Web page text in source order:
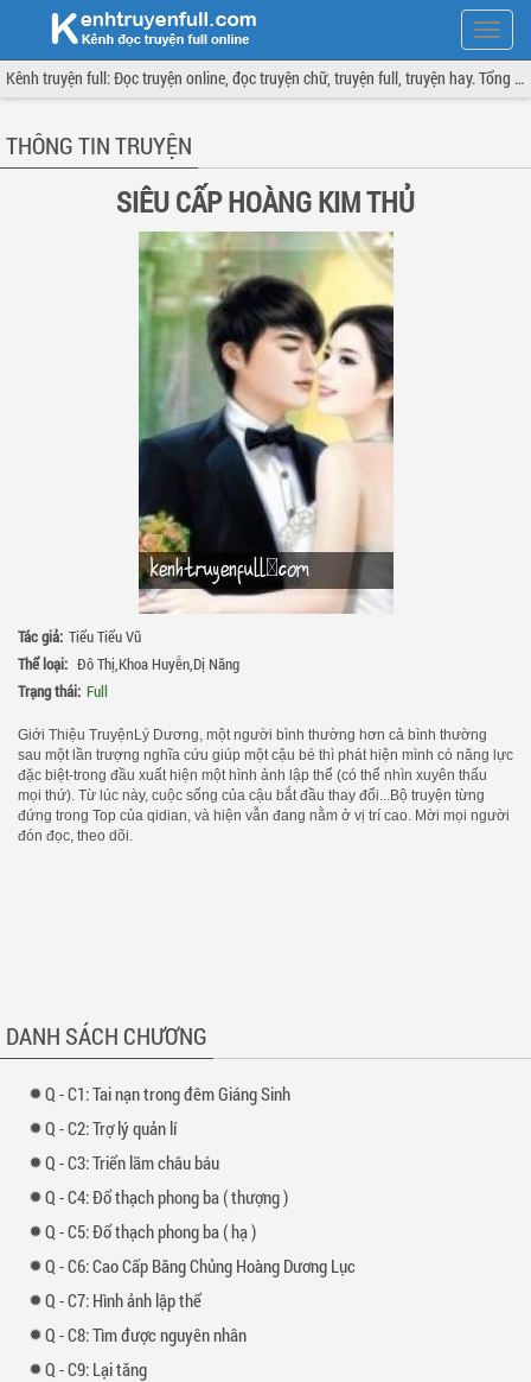
Hiện
menu
Kênh truyện full: Đọc truyện online, đọc truyện chữ, truyện full, truyện hay. Tổng hợp đầy đủ và cập nhật liên tục.
THÔNG TIN TRUYỆN
SIÊU CẤP HOÀNG KIM THỦ
Tác giả: Tiểu Tiểu Vũ
Thể loại: Đô Thị,Khoa Huyễn,Dị Năng
Trạng thái: Full
Giới Thiệu TruyệnLý Dương, một người bình thường hơn cả bình thường
sau một lần trượng nghĩa cứu giúp một cậu bé thì phát hiện mình có năng lực
đặc biệt-trong đầu xuất hiện một hình ảnh lập thể (có thể nhìn xuyên thấu
mọi thứ). Từ lúc này, cuộc sống của cậu bắt đầu thay đổi...Bộ truyện từng
đứng trong Top của qidian, và hiện vẫn đang nằm ở vị trí cao. Mời mọi người
đón đọc, theo dõi.
DANH SÁCH CHƯƠNG
- 1: Tai nạn trong đêm Giáng Sinh
- 2: Trợ lý quản lí
- 3: Triển lãm châu báu
- 4: Đổ thạch phong ba ( thượng )
- 5: Đổ thạch phong ba ( hạ )
- 6: Cao Cấp Băng Chủng Hoàng Dương Lục
- 7: Hình ảnh lập thể
- 8: Tìm được nguyên nhân
- 9: Lại tăng